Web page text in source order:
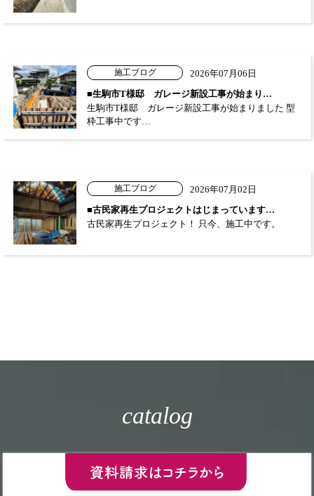
施工ブログ
2026年07月06日
■生駒市T様邸 ガレージ新設工事が始まり…
生駒市T様邸 ガレージ新設工事が始まりました 型
枠工事中です…
施工ブログ
2026年07月02日
■古民家再生プロジェクトはじまっています…
古民家再生プロジェクト！ 只今、施工中です。
catalog